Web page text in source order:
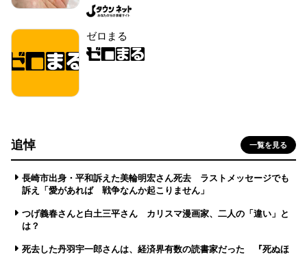
ゼロまる
追悼 一覧を見る
長崎市出身・平和訴えた美輪明宏さん死去 ラストメッセージでも
訴え「愛があれば 戦争なんか起こりません」
つげ義春さんと白土三平さん カリスマ漫画家、二人の「違い」と
は？
死去した丹羽宇一郎さんは、経済界有数の読書家だった 『死ぬほ